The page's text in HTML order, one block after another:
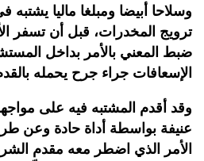
وسلاحا أبيضا ومبلغا ماليا
ترويج المخدرات، قبل أن تسفر
ضبط المعني بالأمر بداخل
الإسعافات جراء جرح يحمله
وقد أقدم المشتبه فيه على
عنيفة بواسطة أداة حادة وعن
الأمر الذي اضطر معه مقدم